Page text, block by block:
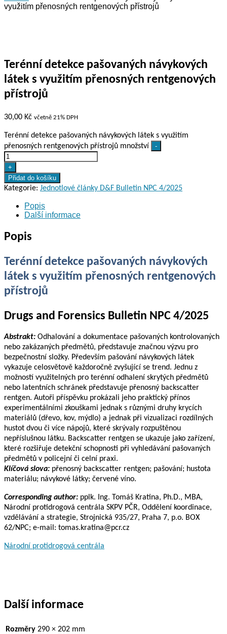
využitím přenosných rentgenových přístrojů
Terénní detekce pašovaných návykových
látek s využitím přenosných rentgenových
přístrojů
30,00 Kč včetně 21% DPH
Terénní detekce pašovaných návykových látek s využitím
přenosných rentgenových přístrojů množství
-
+
Přidat do košíku
Kategorie: Jednotlové články D&F Bulletin NPC 4/2025
Popis
Další informace
Popis
Terénní detekce pašovaných návykových
látek s využitím přenosných rentgenových
přístrojů
Drugs and Forensics Bulletin NPC 4/2025
Abstrakt: Odhalování a dokumentace pašovaných kontrolovaných
nebo zakázaných předmětů, představuje značnou výzvu pro
bezpečnostní složky. Především pašování návykových látek
vykazuje celosvětově každoročně zvyšující se trend. Jednu z
možností využitelných pro terénní odhalení skrytých předmětů
nebo latentních schránek představuje přenosný backscatter
rentgen. Autoři příspěvku prokázali jeho praktický přínos
experimentálními zkouškami jednak s různými druhy krycích
materiálů (dřevo, kov, mýdlo) a jednak při vizualizaci rozdílných
hustot dvou či více nápojů, které skrývaly rozpuštěnou
nepříslušnou látku. Backscatter rentgen se ukazuje jako zařízení,
které rozšiřuje detekční schopnosti při vyhledávání pašovaných
předmětů v policejní či celní praxi.
Klíčová slova: přenosný backscatter rentgen; pašování; hustota
materiálu; návykové látky; červené víno.
Corresponding author: pplk. Ing. Tomáš Kratina, Ph.D., MBA,
Národní protidrogová centrála SKPV PČR, Oddělení koordinace,
vzdělávání a strategie, Strojnická 935/27, Praha 7, p.o. BOX
62/NPC; e-mail: tomas.kratina@pcr.cz
Národní protidrogová centrála
Další informace
Rozměry 290 × 202 mm